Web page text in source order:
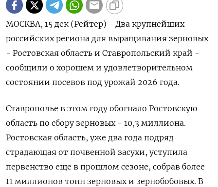
МОСКВА, 15 дек (Рейтер) - Два крупнейших
российских региона для выращивания зерновых
- Ростовская область и Ставропольский край -
сообщили о хорошем и удовлетворительном
состоянии посевов под урожай 2026 года.
Ставрополье в этом году обогнало Ростовскую
область по сбору зерновых - 10,3 миллиона.
Ростовская область, уже два года подряд
страдающая от почвенной засухи, уступила
первенство еще в прошлом сезоне, собрав более
11 миллионов тонн зерновых и зернобобовых. В